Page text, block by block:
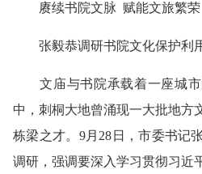
赓续书院文脉 赋能文旅繁荣
张毅恭调研书院文化保护利
文庙与书院承载着一座城市
中，刺桐大地曾涌现一大批地方
栋梁之才。9月28日，市委书记
调研，强调要深入学习贯彻习近